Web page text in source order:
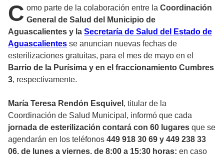
C omo parte de la colaboración entre la Coordinación
General de Salud del Municipio de
Aguascalientes y la Secretaría de Salud del Estado de
Aguascalientes se anuncian nuevas fechas de
esterilizaciones gratuitas, para el mes de mayo en el
Barrio de la Purísima y en el fraccionamiento Cumbres
3, respectivamente.
María Teresa Rendón Esquivel , titular de la
Coordinación de Salud Municipal, informó que cada
jornada de esterilización contará con 60 lugares que se
agendarán en los teléfonos 449 918 30 69 y 449 238 33
06, de lunes a viernes, de 8:00 a 15:30 horas; en caso